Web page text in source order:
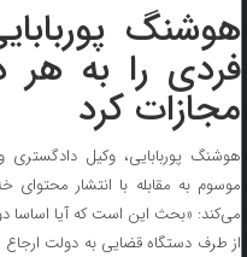
هوشنگ
فردی را به هر
مجازات کرد
هوشنگ پوربابایی، وکیل
موسوم به مقابله با انتشار محتوای
می‌کند: «بحث این است که آیا اساسا
از طرف دستگاه قضایی به دولت ارجاع